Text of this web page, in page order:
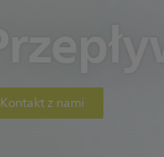
Kontakt z nami